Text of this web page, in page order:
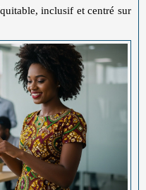
inclusif et centré sur